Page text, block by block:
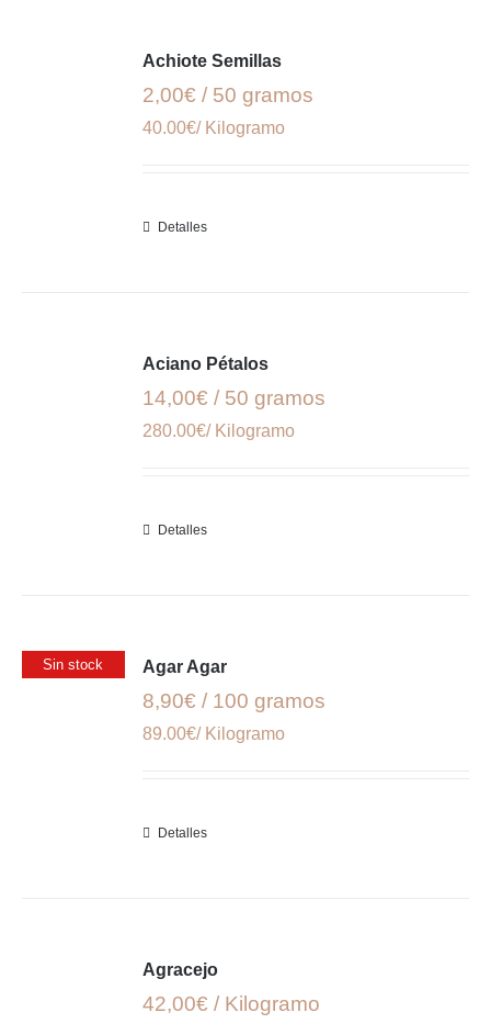
Achiote Semillas
2,00€ / 50 gramos
40.00€/ Kilogramo
Detalles
Aciano Pétalos
14,00€ / 50 gramos
280.00€/ Kilogramo
Detalles
Sin stock Agar Agar
8,90€ / 100 gramos
89.00€/ Kilogramo
Detalles
Agracejo
42,00€ / Kilogramo